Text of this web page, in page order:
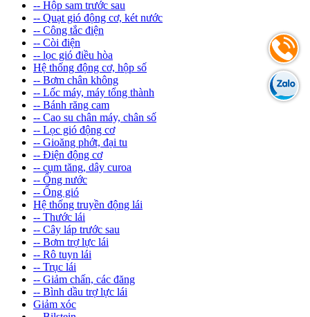
-- Hộp sam trước sau
-- Quạt gió động cơ, két nước
-- Công tắc điện
-- Còi điện
-- lọc gió điều hòa
Hệ thống động cơ, hộp số
-- Bơm chân không
-- Lốc máy, máy tổng thành
-- Bánh răng cam
-- Cao su chân máy, chân số
-- Lọc gió động cơ
-- Gioăng phớt, đại tu
-- Điện động cơ
-- cụm tăng, dây curoa
-- Ống nước
-- Ống gió
Hệ thống truyền động lái
-- Thước lái
-- Cây láp trước sau
-- Bơm trợ lực lái
-- Rô tuyn lái
-- Trục lái
-- Giảm chấn, các đăng
-- Bình dầu trợ lực lái
Giảm xóc